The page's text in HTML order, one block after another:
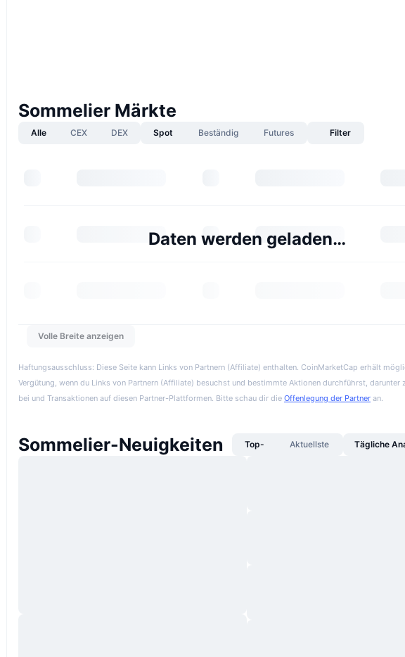
Sommelier Märkte
Alle CEX DEX Spot Beständig Futures Filter
Daten werden geladen…
Volle Breite anzeigen
Haftungsausschluss: Diese Seite kann Links von Partnern (Affiliate) enthalten. CoinMarketCap erhält
Vergütung, wenn du Links von Partnern (Affiliate) besuchst und bestimmte Aktionen durchführst, darunter
bei und Transaktionen auf diesen Partner-Plattformen. Bitte schau dir die Offenlegung der Partner an.
Sommelier-Neuigkeiten Top- Aktuellste Tägliche